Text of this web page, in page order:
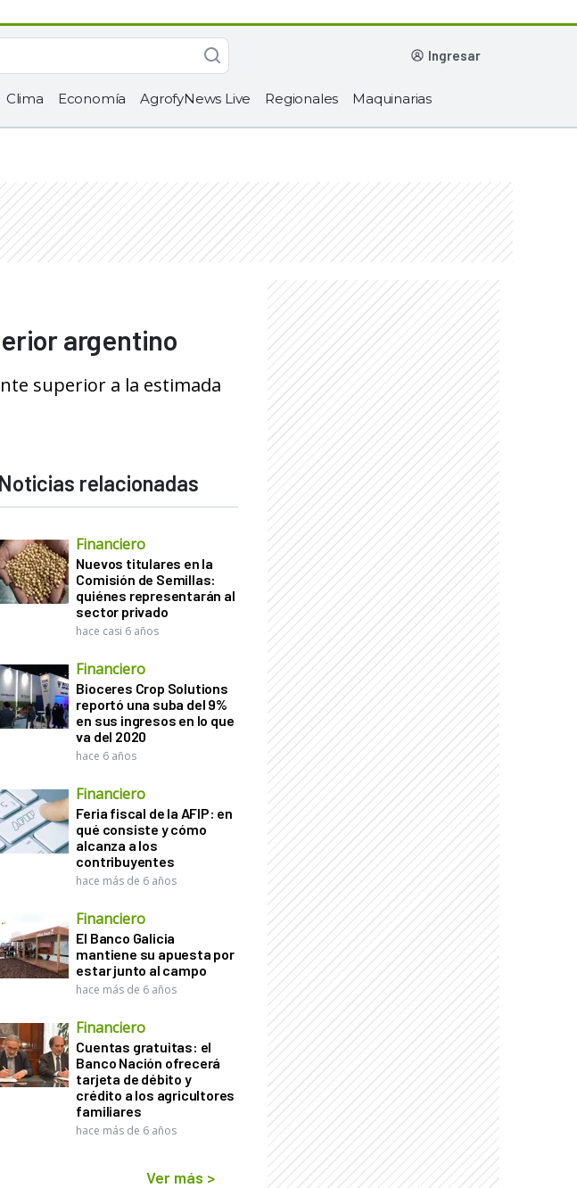
ingresar
Clima Economía AgrofyNews Live Regionales Maquinarias
argentino
superior a la estimada
Noticias relacionadas
Financiero
Nuevos titulares en la
Comisión de Semillas:
quiénes representarán al
sector privado
hace casi 6 años
Financiero
Bioceres Crop Solutions
reportó una suba del 9%
en sus ingresos en lo que
va del 2020
hace 6 años
Financiero
Feria fiscal de la AFIP: en
qué consiste y cómo
alcanza a los
contribuyentes
hace más de 6 años
Financiero
El Banco Galicia
mantiene su apuesta por
estar junto al campo
hace más de 6 años
Financiero
Cuentas gratuitas: el
Banco Nación ofrecerá
tarjeta de débito y
crédito a los agricultores
familiares
hace más de 6 años
Ver más >